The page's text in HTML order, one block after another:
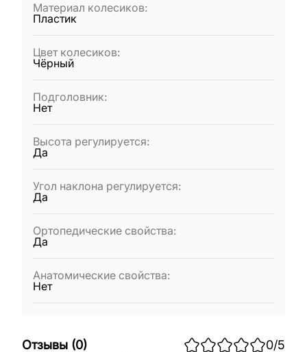
Материал колесиков:
Пластик
Цвет колесиков:
Чёрный
Подголовник:
Нет
Высота регулируется:
Да
Угол наклона регулируется:
Да
Ортопедические свойства:
Да
Анатомические свойства:
Нет
Отзывы (0) 0/5